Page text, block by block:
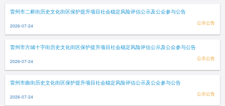
雷州市二桥街历史文化街区保护提升项目社会稳定风险评估公示及公众参与公告
2026-07-24 公示公告
雷州市方城十字街历史文化街区保护提升项目社会稳定风险评估公示及公众参与公告
2026-07-24 公示公告
雷州市曲街历史文化街区保护提升项目社会稳定风险评估公示及公众参与公告
2026-07-24 公示公告